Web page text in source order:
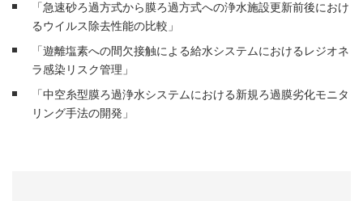
「急速砂ろ過方式から膜ろ過方式への浄水施設更新前後におけ
るウイルス除去性能の比較」
「遊離塩素への間欠接触による給水システムにおけるレジオネ
ラ感染リスク管理」
「中空糸型膜ろ過浄水システムにおける新規ろ過膜劣化モニタ
リング手法の開発」